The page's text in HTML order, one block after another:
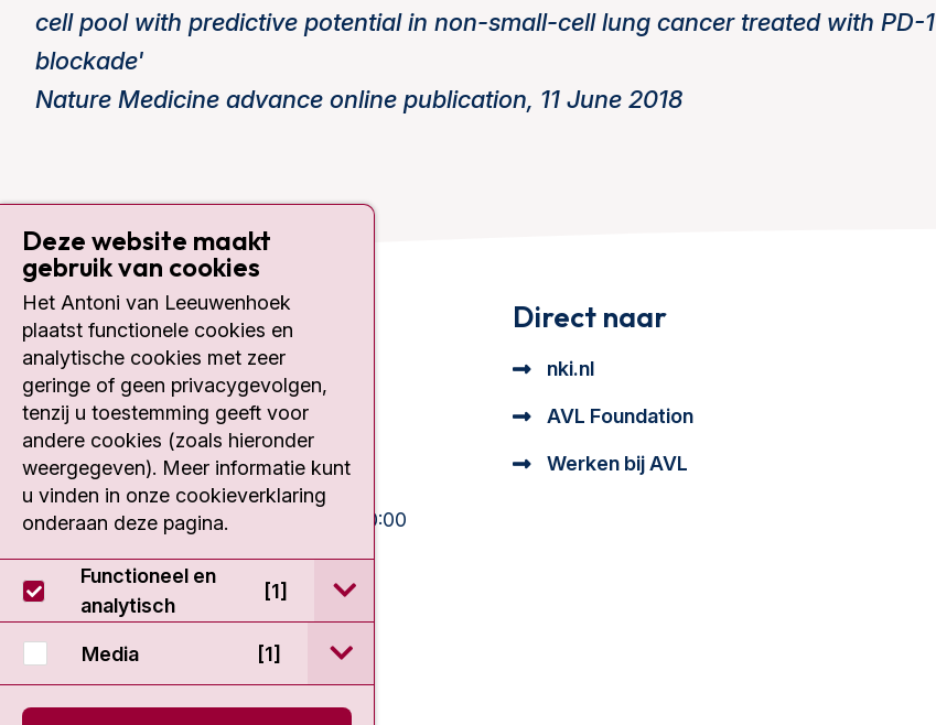
cell pool with predictive potential in non-small-cell lung cancer treated with PD-1
blockade'
Nature Medicine advance online publication, 11 June 2018
Contact
Plesmanlaan 121
1066 CX Amsterdam
020 512 9111
Bezoektijden
Ma-Vrij:
10:30 - 13:00 en 15:00 - 20:00
Weekend: 10:30 - 20:00
IC:
10:00 - 22:00
Direct naar
nki.nl
AVL Foundation
Werken bij AVL
Deze website maakt
gebruik van cookies
Het Antoni van Leeuwenhoek
plaatst functionele cookies en
analytische cookies met zeer
geringe of geen privacygevolgen,
tenzij u toestemming geeft voor
andere cookies (zoals hieronder
weergegeven). Meer informatie kunt
u vinden in onze cookieverklaring
onderaan deze pagina.
Functioneel en
analytisch
[1] open / sluit Functioneel en analytisch cookie beschrijving
Media [1] open / sluit Media cookie beschrijving